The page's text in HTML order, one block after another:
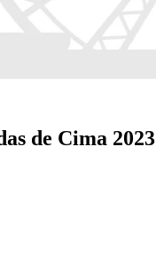
de Cima 2023